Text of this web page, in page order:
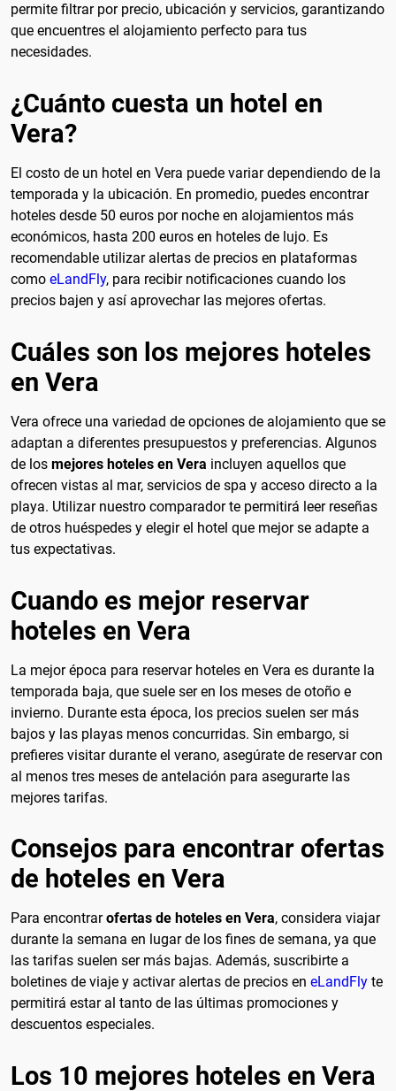
permite filtrar por precio, ubicación y servicios, garantizando
que encuentres el alojamiento perfecto para tus
necesidades.
¿Cuánto cuesta un hotel en
Vera?
El costo de un hotel en Vera puede variar dependiendo de la
temporada y la ubicación. En promedio, puedes encontrar
hoteles desde 50 euros por noche en alojamientos más
económicos, hasta 200 euros en hoteles de lujo. Es
recomendable utilizar alertas de precios en plataformas
como eLandFly, para recibir notificaciones cuando los
precios bajen y así aprovechar las mejores ofertas.
Cuáles son los mejores hoteles
en Vera
Vera ofrece una variedad de opciones de alojamiento que se
adaptan a diferentes presupuestos y preferencias. Algunos
de los mejores hoteles en Vera incluyen aquellos que
ofrecen vistas al mar, servicios de spa y acceso directo a la
playa. Utilizar nuestro comparador te permitirá leer reseñas
de otros huéspedes y elegir el hotel que mejor se adapte a
tus expectativas.
Cuando es mejor reservar
hoteles en Vera
La mejor época para reservar hoteles en Vera es durante la
temporada baja, que suele ser en los meses de otoño e
invierno. Durante esta época, los precios suelen ser más
bajos y las playas menos concurridas. Sin embargo, si
prefieres visitar durante el verano, asegúrate de reservar con
al menos tres meses de antelación para asegurarte las
mejores tarifas.
Consejos para encontrar ofertas
de hoteles en Vera
Para encontrarofertas de hoteles en Vera, considera viajar
durante la semana en lugar de los fines de semana, ya que
las tarifas suelen ser más bajas. Además, suscribirte a
boletines de viaje y activar alertas de precios en eLandFly te
permitirá estar al tanto de las últimas promociones y
descuentos especiales.
Los 10 mejores hoteles en Vera